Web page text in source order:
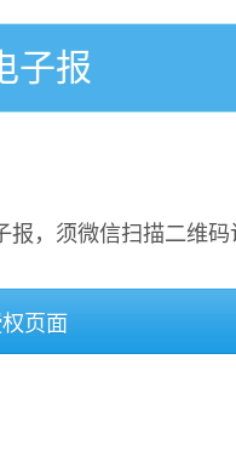
子报
，须微信扫描二维
页面